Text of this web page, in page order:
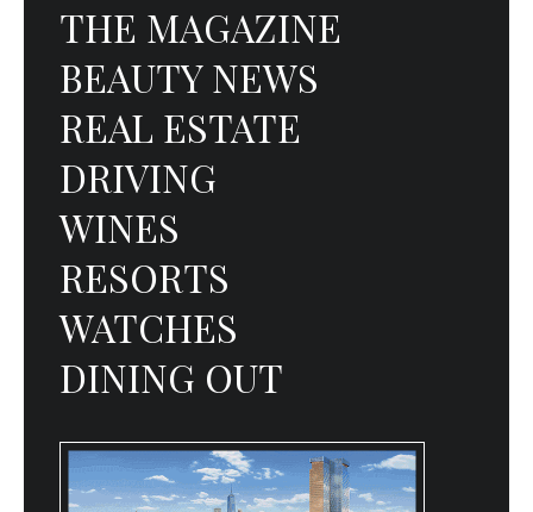
THE MAGAZINE
BEAUTY NEWS
REAL ESTATE
DRIVING
WINES
RESORTS
WATCHES
DINING OUT